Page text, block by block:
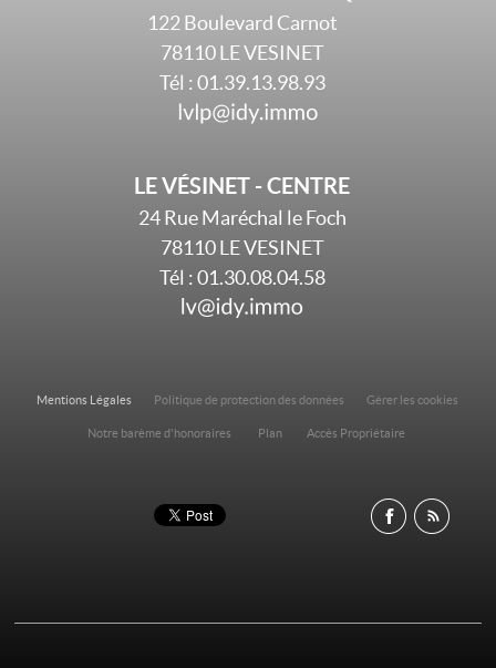
122 Boulevard Carnot
78110LE VESINET
Tél : 01.39.13.98.93
LE VÉSINET - CENTRE
24 Rue Maréchal le Foch
78110LE VESINET
Tél :01.30.08.04.58
Mentions Légales Politique de protection des données Gérer les cookies
Notre barème d'honoraires Plan Accès Propriétaire